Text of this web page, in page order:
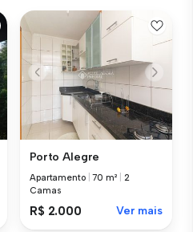
Porto Alegre
Apartamento |70 m²
2
Camas
R$ 2.000 Ver mais